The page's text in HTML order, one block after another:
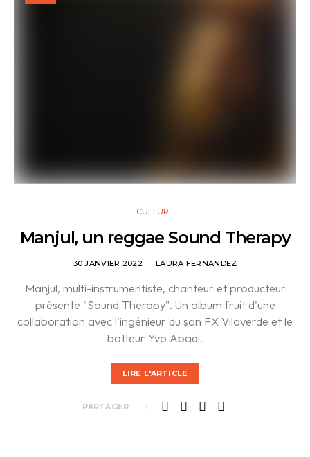
CULTURE
Manjul, un reggae Sound Therapy
30 JANVIER 2022 LAURA FERNANDEZ
Manjul, multi-instrumentiste, chanteur et producteur
présente "Sound Therapy". Un album fruit d'une
collaboration avec l’ingénieur du son FX Vilaverde et le
batteur Yvo Abadi.
LIRE L'ARTICLE
PARTAGER